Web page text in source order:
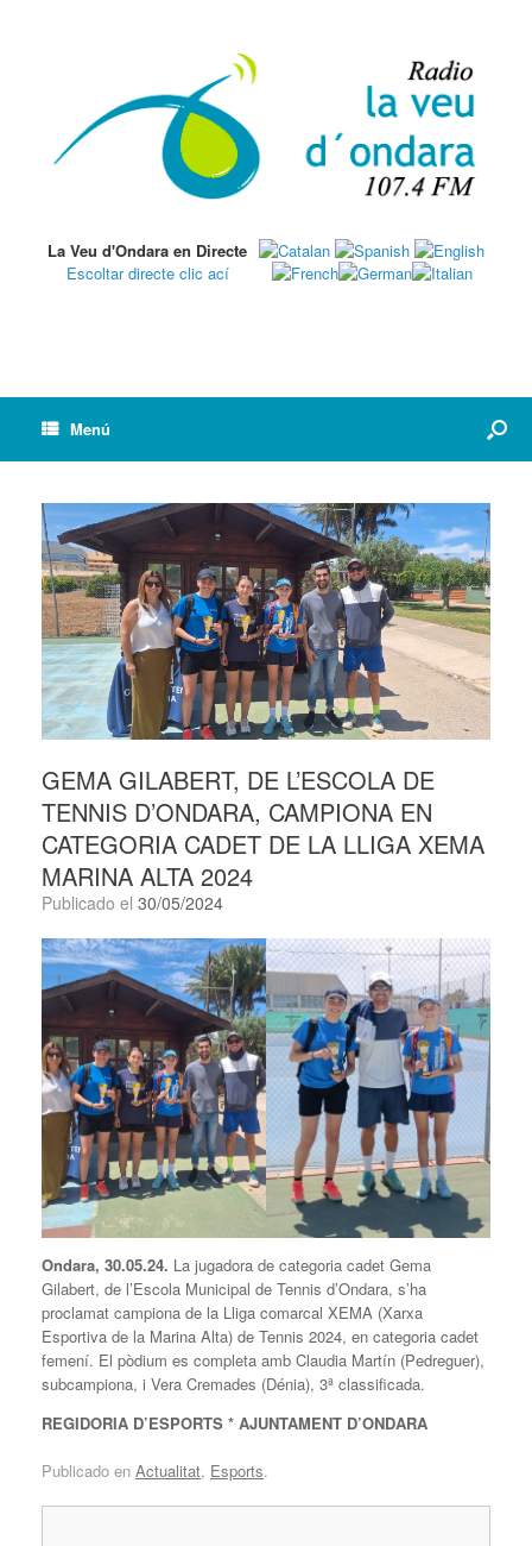
La Veu d'Ondara en Directe
Escoltar directe clic ací
Menú
GEMA GILABERT, DE L’ESCOLA DE
TENNIS D’ONDARA, CAMPIONA EN
CATEGORIA CADET DE LA LLIGA XEMA
MARINA ALTA 2024
Publicado el 30/05/2024
Ondara, 30.05.24. La jugadora de categoria cadet Gema
Gilabert, de l’Escola Municipal de Tennis d’Ondara, s’ha
proclamat campiona de la Lliga comarcal XEMA (Xarxa
Esportiva de la Marina Alta) de Tennis 2024, en categoria cadet
femení. El pòdium es completa amb Claudia Martín (Pedreguer),
subcampiona, i Vera Cremades (Dénia), 3ª classificada.
REGIDORIA D’ESPORTS * AJUNTAMENT D’ONDARA
Publicado en Actualitat, Esports.